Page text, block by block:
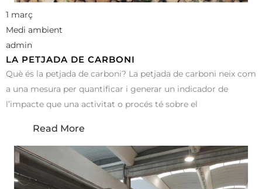
1 març
Medi ambient
admin
LA PETJADA DE CARBONI
Què és la petjada de carboni? La petjada de carboni neix com
a una mesura per quantificar i generar un indicador de
l’impacte que una activitat o procés té sobre el
Read More